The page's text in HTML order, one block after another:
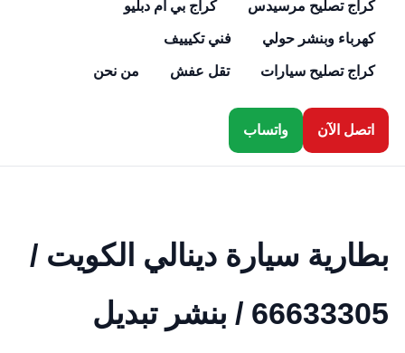
كراج تصليح مرسيدس كراج بي ام دبليو
كهرباء وبنشر حولي فني تكيييف
كراج تصليح سيارات تقل عفش من نحن
اتصل الآن واتساب
بطارية سيارة دينالي الكويت /
66633305 / بنشر تبديل